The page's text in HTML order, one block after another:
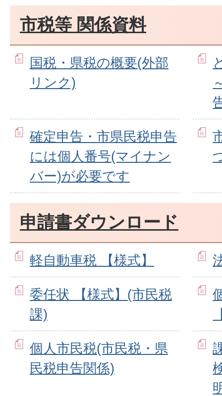
市税等 関係資料
国税・県税の概要(外部
リンク)
確定申告・市県民税申告
には個人番号(マイナン
バー)が必要です
申請書ダウンロード
軽自動車税 【様式】
委任状 【様式】(市民税
課)
個人市民税(市民税・県
民税申告関係)